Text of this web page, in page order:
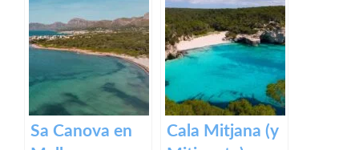
Fortaleza de
Menorca
Mallorca
Sa Canova en
Cala Mitjana (y